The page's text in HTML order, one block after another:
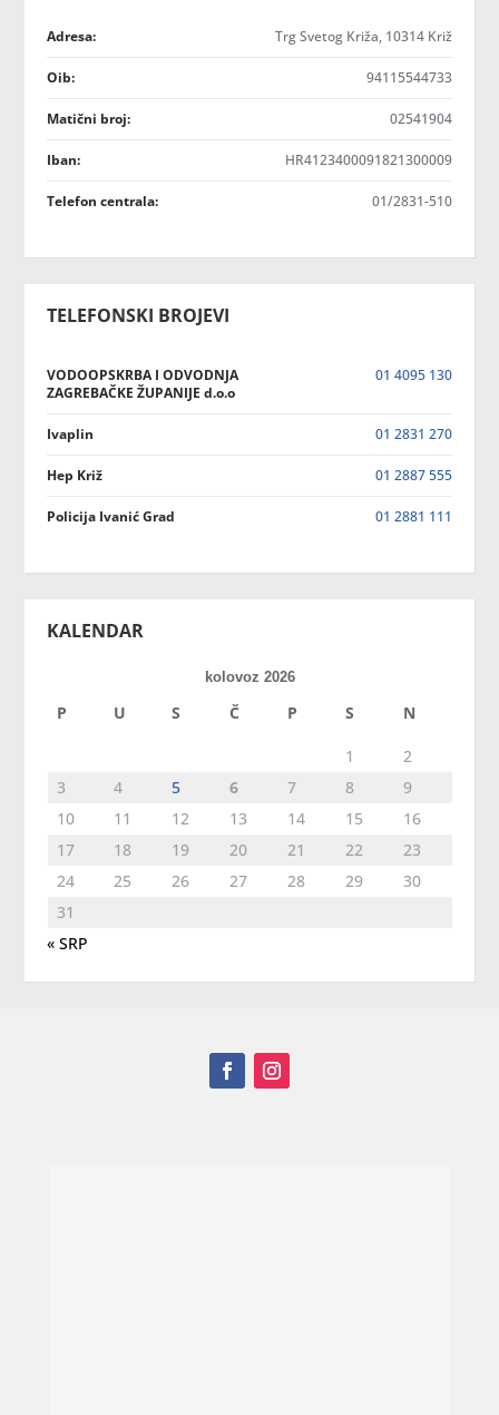
Adresa: Trg Svetog Križa, 10314 Križ
Oib: 94115544733
Matični broj: 02541904
Iban: HR4123400091821300009
Telefon centrala: 01/2831-510
TELEFONSKI BROJEVI
VODOOPSKRBA I ODVODNJA
ZAGREBAČKE ŽUPANIJE d.o.o
01 4095 130
Ivaplin 01 2831 270
Hep Križ 01 2887 555
Policija Ivanić Grad 01 2881 111
KALENDAR
kolovoz 2026
P U S Č P S N
1
2
3
4 5 6 7 8
9
10
11 12 13 14 15
16
17
18 19 20 21 22
23
24
25 26 27 28 29
30
31
« SRP